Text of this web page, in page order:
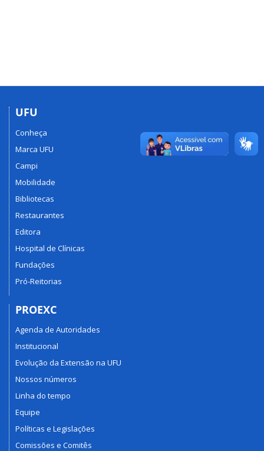
UFU
Conheça
Marca UFU
Campi
Mobilidade
Bibliotecas
Restaurantes
Editora
Hospital de Clínicas
Fundações
Pró-Reitorias
PROEXC
Agenda de Autoridades
Institucional
Evolução da Extensão na UFU
Nossos números
Linha do tempo
Equipe
Políticas e Legislações
Comissões e Comitês